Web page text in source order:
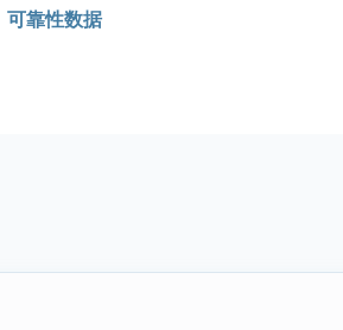
可靠性数据